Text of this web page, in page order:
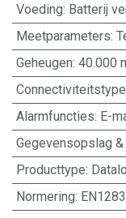
Voeding: Batterij
Meetparameters:
Geheugen: 40.000
Connectiviteitstype
Alarmfuncties: E-
Gegevensopslag
Producttype:
Normering: